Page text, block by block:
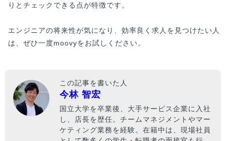
りとチェックできる点が特徴です。
エンジニアの将来性が気になり、効率良く求人を見つけたい人
は、ぜひ一度moovyをお試しください。
この記事を書いた人
今林 智宏
国立大学を卒業後、大手サービス企業に入社
し、店長を歴任。チームマネジメントやマー
ケティング業務を経験。在籍中は、現場社員